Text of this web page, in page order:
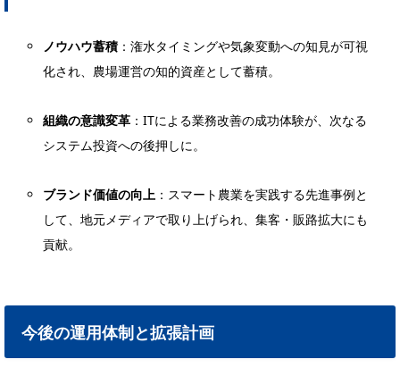
ノウハウ蓄積 ：潅水タイミングや気象変動への知見が可視
化され、農場運営の知的資産として蓄積。
組織の意識変革 ：ITによる業務改善の成功体験が、次なる
システム投資への後押しに。
ブランド価値の向上 ：スマート農業を実践する先進事例と
して、地元メディアで取り上げられ、集客・販路拡大にも
貢献。
今後の運用体制と拡張計画